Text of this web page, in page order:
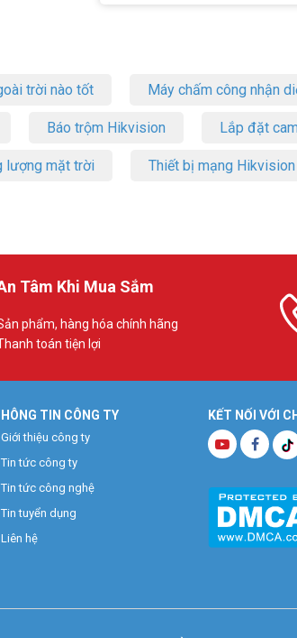
trời nào tốt Máy chấm công nhận
Báo trộm Hikvision Lắp đặt
lượng mặt trời Thiết bị mạng Hikvision
Tâm Khi Mua Sắm
phẩm, hàng hóa chính hãng
toán tiện lợi
KẾT NỐI VỚI
TIN CÔNG TY
Giới thiệu công ty
Tin tức công ty
Tin tức công nghệ
Tin tuyển dụng
Liên hệ